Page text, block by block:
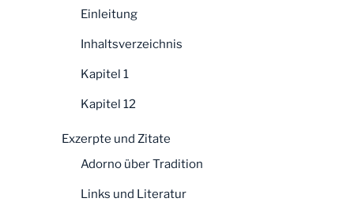
Einleitung
Inhaltsverzeichnis
Kapitel 1
Kapitel 12
Exzerpte und Zitate
Adorno über Tradition
Links und Literatur